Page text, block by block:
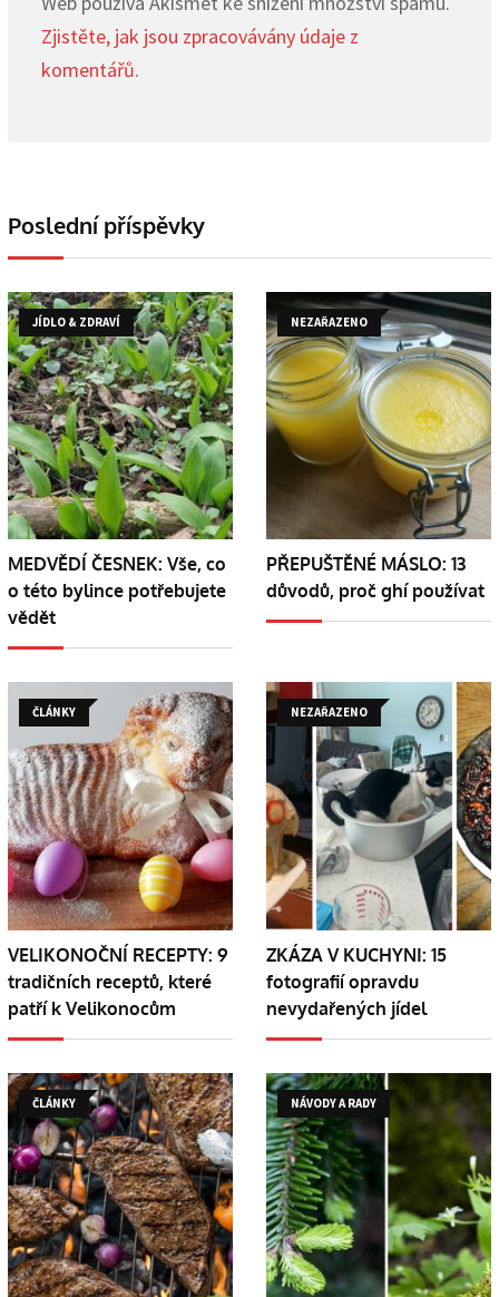
Zjistěte, jak jsou zpracovávány údaje z
komentářů.
Poslední příspěvky
JÍDLO & ZDRAVÍ
MEDVĚDÍ ČESNEK: Vše, co
o této bylince potřebujete
vědět
NEZAŘAZENO
PŘEPUŠTĚNÉ MÁSLO: 13
důvodů, proč ghí používat
ČLÁNKY
VELIKONOČNÍ RECEPTY: 9
tradičních receptů, které
patří k Velikonocům
NEZAŘAZENO
ZKÁZA V KUCHYNI: 15
fotografií opravdu
nevydařených jídel
ČLÁNKY NÁVODY A RADY